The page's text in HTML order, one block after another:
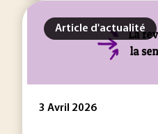
Article d'actualité
3 Avril 2026